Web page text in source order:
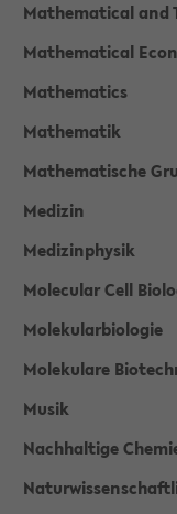
Mathematical and
Mathematical
Mathematics
Mathematik
Mathematische
Medizin
Medizinphysik
Molecular Cell
Molekularbiologie
Molekulare
Musik
Nachhaltige